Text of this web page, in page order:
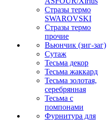
Стразы термо
SWAROVSKI
Стразы термо
прочие
Вьюнчик (зиг-заг)
Сутаж
Тесьма декор
Тесьма жаккард
Тесьма золотая,
серебрянная
Тесьма с
помпонами
Фурнитура для